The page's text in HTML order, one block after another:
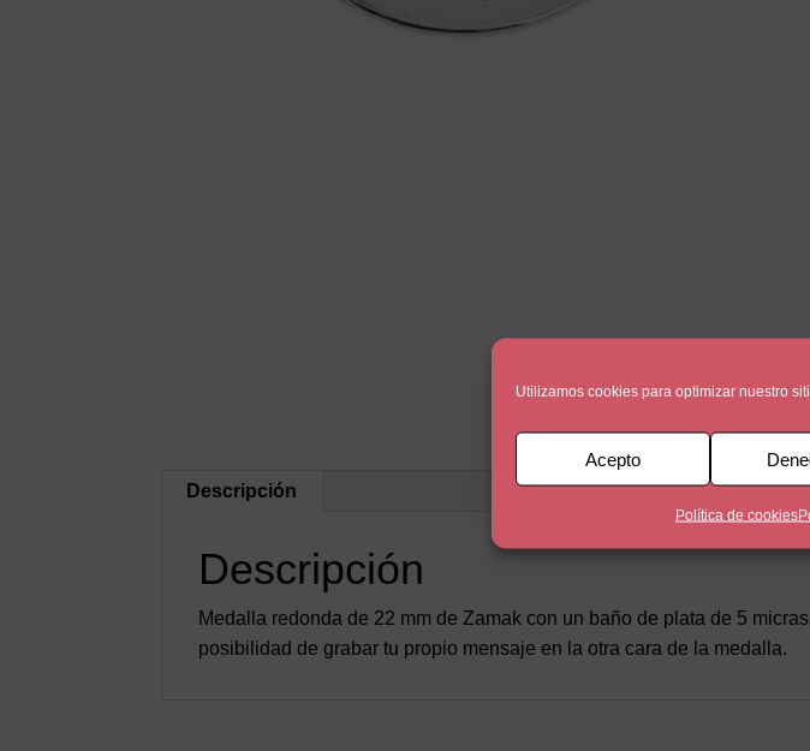
Utilizamos cookies para optimizar nuestro
Acepto
Política de cookies
Descripción
Descripción
Medalla redonda de 22 mm de Zamak con un baño de plata de 5
posibilidad de grabar tu propio mensaje en la otra cara de la medalla.